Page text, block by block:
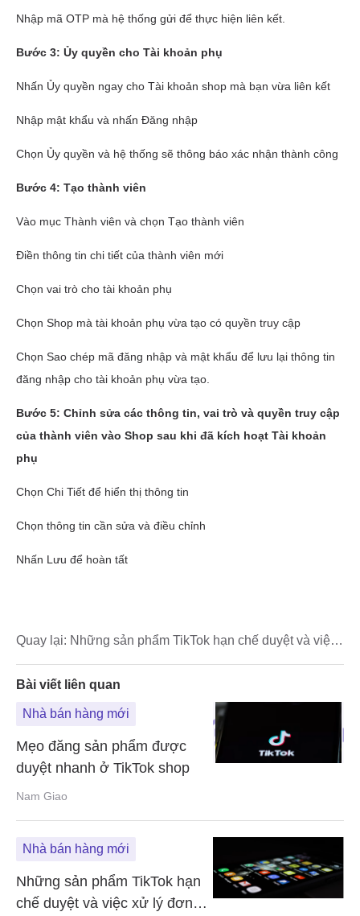
Quay lại: Những sản phẩm TikTok hạn chế duyệt và việc
Bài viết liên quan
Nhà bán hàng mới
Mẹo đăng sản phẩm được
duyệt nhanh ở TikTok shop
Nam Giao
Nhà bán hàng mới
Những sản phẩm TikTok hạn
chế duyệt và việc xử lý đơn